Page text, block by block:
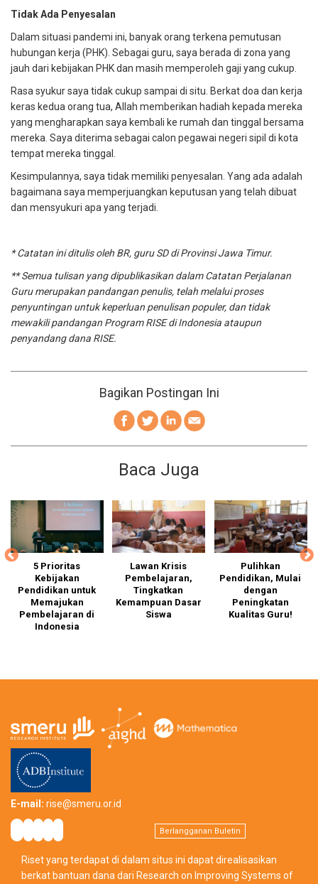
Tidak Ada Penyesalan
Dalam situasi pandemi ini, banyak orang terkena pemutusan
hubungan kerja (PHK). Sebagai guru, saya berada di zona yang
jauh dari kebijakan PHK dan masih memperoleh gaji yang cukup.
Rasa syukur saya tidak cukup sampai di situ. Berkat doa dan kerja
keras kedua orang tua, Allah memberikan hadiah kepada mereka
yang mengharapkan saya kembali ke rumah dan tinggal bersama
mereka. Saya diterima sebagai calon pegawai negeri sipil di kota
tempat mereka tinggal.
Kesimpulannya, saya tidak memiliki penyesalan. Yang ada adalah
bagaimana saya memperjuangkan keputusan yang telah dibuat
dan mensyukuri apa yang terjadi.
* Catatan ini ditulis oleh BR, guru SD di Provinsi Jawa Timur.
** Semua tulisan yang dipublikasikan dalam Catatan Perjalanan
Guru merupakan pandangan penulis, telah melalui proses
penyuntingan untuk keperluan penulisan populer, dan tidak
mewakili pandangan Program RISE di Indonesia ataupun
penyandang dana RISE.
Bagikan Postingan Ini
Baca Juga
5 Prioritas
Kebijakan
Pendidikan untuk
Memajukan
Pembelajaran di
Indonesia
Lawan Krisis
Pembelajaran,
Tingkatkan
Kemampuan Dasar
Siswa
Pulihkan
Pendidikan, Mulai
dengan
Peningkatan
Kualitas Guru!
E-mail: rise@smeru.or.id
Berlangganan Buletin
Riset yang terdapat di dalam situs ini dapat direalisasikan
berkat bantuan dana dari Research on Improving Systems of